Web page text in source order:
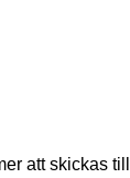
att skickas